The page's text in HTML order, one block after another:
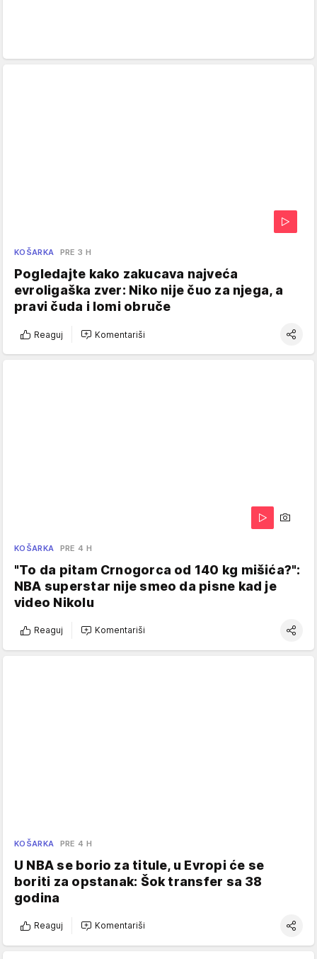
KOŠARKA PRE 3 H
Pogledajte kako zakucava najveća
evroligaška zver: Niko nije čuo za njega, a
pravi čuda i lomi obruče
Reaguj Komentariši
KOŠARKA PRE 4 H
"To da pitam Crnogorca od 140 kg mišića?":
NBA superstar nije smeo da pisne kad je
video Nikolu
Reaguj Komentariši
KOŠARKA PRE 4 H
U NBA se borio za titule, u Evropi će se
boriti za opstanak: Šok transfer sa 38
godina
Reaguj Komentariši